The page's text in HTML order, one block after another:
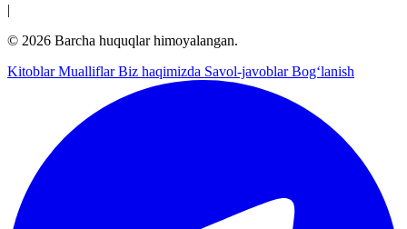
|
© 2026 Barcha huquqlar himoyalangan.
KitoblarMualliflarBiz haqimizda Savol-javoblarBog‘lanish